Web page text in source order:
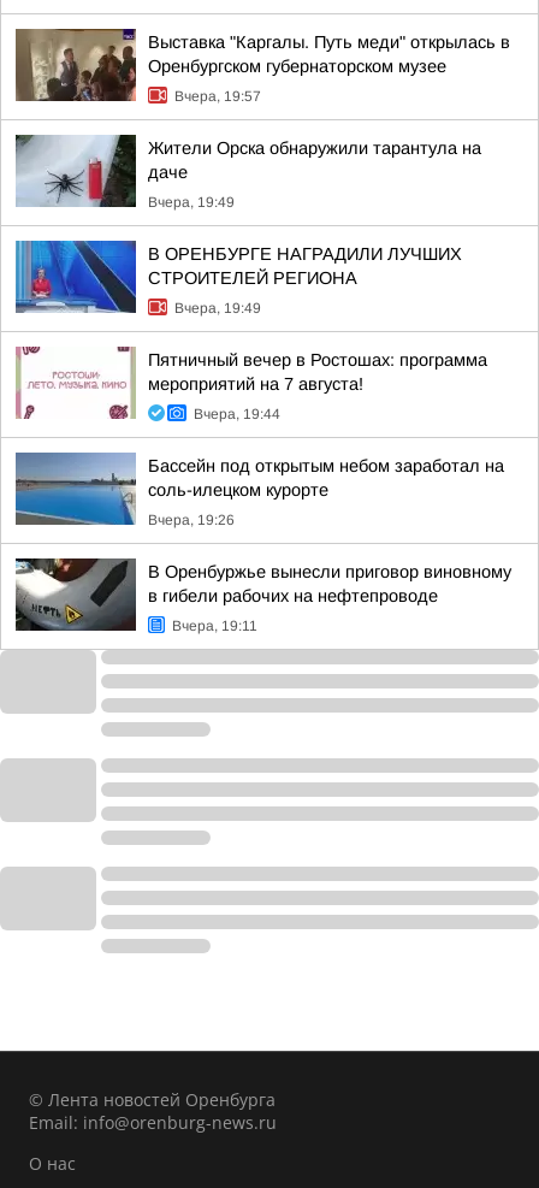
Выставка "Каргалы. Путь меди" открылась в
Оренбургском губернаторском музее
Вчера, 19:57
Жители Орска обнаружили тарантула на
даче
Вчера, 19:49
В ОРЕНБУРГЕ НАГРАДИЛИ ЛУЧШИХ
СТРОИТЕЛЕЙ РЕГИОНА
Вчера, 19:49
Пятничный вечер в Ростошах: программа
мероприятий на 7 августа!
Вчера, 19:44
Бассейн под открытым небом заработал на
соль-илецком курорте
Вчера, 19:26
В Оренбуржье вынесли приговор виновному
в гибели рабочих на нефтепроводе
Вчера, 19:11
© Лента новостей Оренбурга
Email: info@orenburg-news.ru
О нас